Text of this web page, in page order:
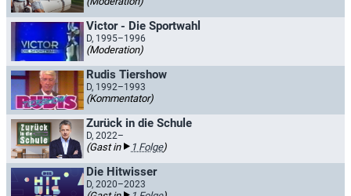
Victor - Die Sportwahl
D, 1995–1996
(Moderation)
Rudis Tiershow
D, 1992–1993
(Kommentator)
Zurück in die Schule
D, 2022–
(Gast in 1 Folge)
Die Hitwisser
D, 2020–2023